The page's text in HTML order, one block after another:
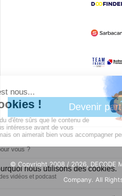
Devenir
© Copyright 2008 / 2026, DECODE
Company. All